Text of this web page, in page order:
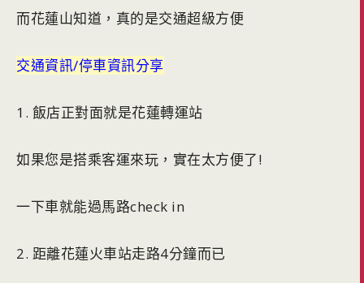
而花蓮山知道，真的是交通超級方便
交通資訊/停車資訊分享
1. 飯店正對面就是花蓮轉運站
如果您是搭乘客運來玩，實在太方便了!
一下車就能過馬路check in
2. 距離花蓮火車站走路4分鐘而已